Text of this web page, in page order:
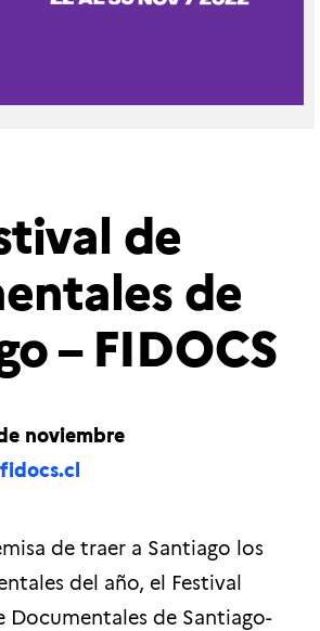
de
de
– FIDOCS
noviembre
fidocs.cl
de traer a Santiago los
del año, el Festival
Documentales de Santiago-